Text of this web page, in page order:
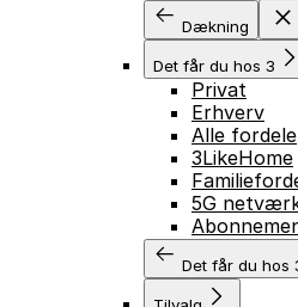
Dækning
Det får du hos 3
Privat
Erhverv
Alle fordele
3LikeHome
5G
Det får du hos